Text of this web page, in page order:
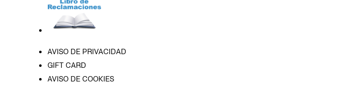
AVISO DE PRIVACIDAD
GIFT CARD
AVISO DE COOKIES